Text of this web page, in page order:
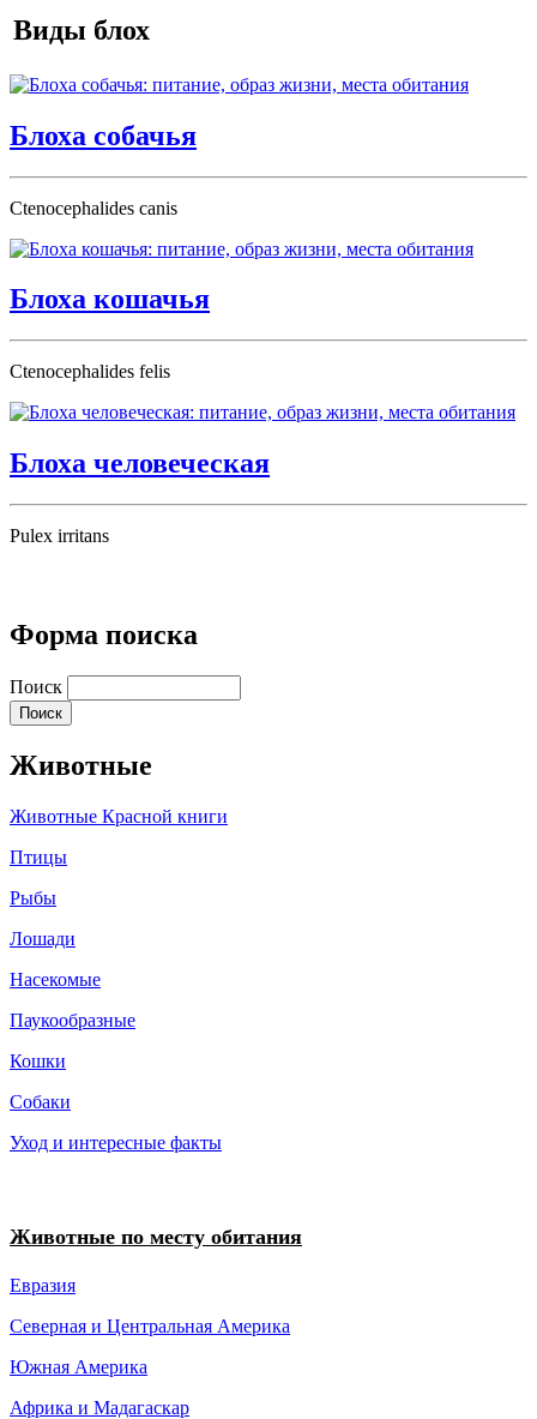
Виды блох
Блоха собачья
Ctenocephalides canis
Блоха кошачья
Ctenocephalides felis
Блоха человеческая
Pulex irritans
Форма поиска
Поиск
Животные
Животные Красной книги
Птицы
Рыбы
Лошади
Насекомые
Паукообразные
Кошки
Собаки
Уход и интересные факты
Животные по месту обитания
Евразия
Северная и Центральная Америка
Южная Америка
Африка и Мадагаскар